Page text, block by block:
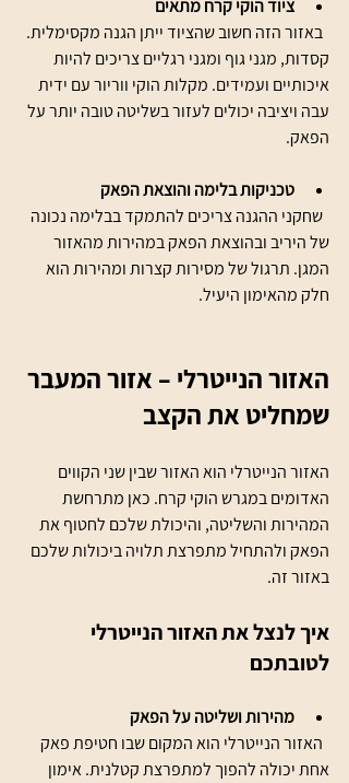
ציוד הוקי קרח מתאים
  באזור הזה חשוב שהציוד ייתן הגנה מקסימלית.
קסדות, מגני גוף ומגני רגליים צריכים להיות
איכותיים ועמידים. מקלות הוקי ווריור עם ידית
עבה ויציבה יכולים לעזור בשליטה טובה יותר על
הפאק.
טכניקות בלימה והוצאת הפאק
  שחקני ההגנה צריכים להתמקד בבלימה נכונה
של היריב ובהוצאת הפאק במהירות מהאזור
המגן. תרגול של מסירות קצרות ומהירות הוא
חלק מהאימון היעיל.
האזור הנייטרלי – אזור המעבר
שמחליט את הקצב
האזור הנייטרלי הוא האזור שבין שני הקווים
האדומים במגרש הוקי קרח. כאן מתרחשת
המהירות והשליטה, והיכולת שלכם לחטוף את
הפאק ולהתחיל מתפרצת תלויה ביכולות שלכם
באזור זה.
איך לנצל את האזור הנייטרלי
לטובתכם
מהירות ושליטה על הפאק
  האזור הנייטרלי הוא המקום שבו חטיפת פאק
אחת יכולה להפוך למתפרצת קטלנית. אימון